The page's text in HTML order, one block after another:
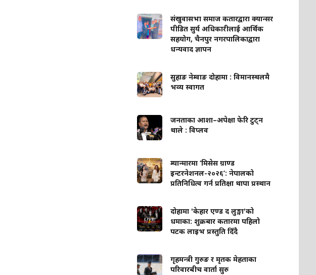
संखुवासभा समाज कतारद्वारा क्यान्सर
पीडित सुर्य अधिकारीलाई आर्थिक
सहयोग, चैनपुर नगरपालिकाद्वारा
धन्यवाद ज्ञापन
सुहाङ नेम्वाङ दोहामा : विमानस्थलमै
भव्य स्वागत
जनताका आशा–अपेक्षा फेरि टुट्न
थाले : विप्लव
म्यान्मारमा ‘मिसेस ग्राण्ड
इन्टरनेशनल-२०२६’: नेपालको
प्रतिनिधित्व गर्न प्रतिक्षा थापा प्रस्थान
दोहामा 'केहार एण्ड द लुङ्गा'को
धमाका: शुक्रबार कतारमा पहिलो
पटक लाइभ प्रस्तुति दिँदै
गृहमन्त्री गुरुङ र मृतक मेहताका
परिवारबीच वार्ता सुरु